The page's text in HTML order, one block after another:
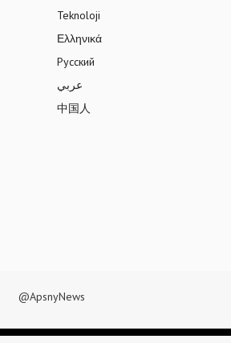
Teknoloji
Ελληνικά
Русский
عربي
中国人
@ApsnyNews